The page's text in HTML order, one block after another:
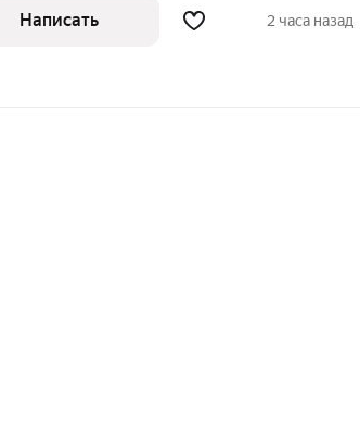
Написать 2 часа назад